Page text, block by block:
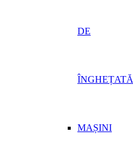
DE
ÎNGHEȚATĂ
MAȘINI